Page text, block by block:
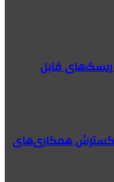
ریسک‌های قابل
گسترش همکاری‌های